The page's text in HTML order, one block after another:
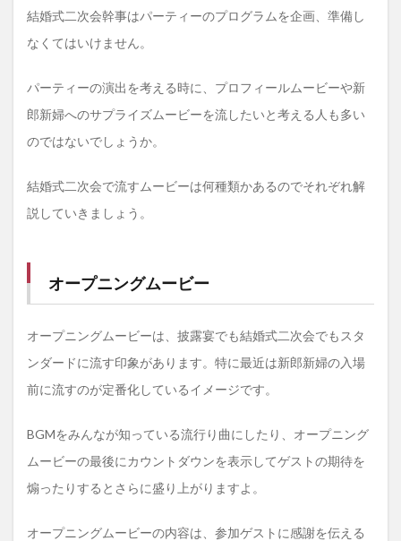
フィ
ール
ムー
1.3
サプ
ズム
ー
1.4
1.5
コン
トを
大切
にし
よう
ムー
の長
さは
3~5分
1.7
結婚式二次会幹事はパーティーのプログラムを企画、準備し
なくてはいけません。
パーティーの演出を考える時に、プロフィールムービーや新
郎新婦へのサプライズムービーを流したいと考える人も多い
のではないでしょうか。
結婚式二次会で流すムービーは何種類かあるのでそれぞれ解
説していきましょう。
オープニングムービー
オープニングムービーは、披露宴でも結婚式二次会でもスタ
ンダードに流す印象があります。特に最近は新郎新婦の入場
前に流すのが定番化しているイメージです。
BGMをみんなが知っている流行り曲にしたり、オープニング
ムービーの最後にカウントダウンを表示してゲストの期待を
煽ったりするとさらに盛り上がりますよ。
オープニングムービーの内容は、参加ゲストに感謝を伝える